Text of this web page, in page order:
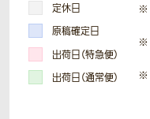
定休日
原稿確定日
出荷日（特急便）
出荷日（通常便）